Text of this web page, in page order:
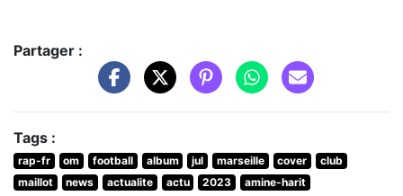
Partager :
Tags :
rap-fr om football album jul marseille cover
club
maillot
news actualite actu 2023 amine-harit